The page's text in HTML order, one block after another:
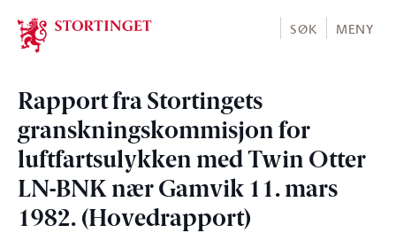
Stortinget.no
SØK MENY
Rapport fra Stortingets
granskningskommisjon for
luftfartsulykken med Twin Otter
LN-BNK nær Gamvik 11. mars
1982. (Hovedrapport)